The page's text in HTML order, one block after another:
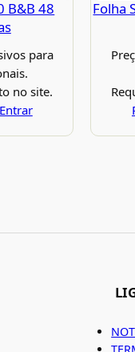
B&B 48
para
no site.
Folha